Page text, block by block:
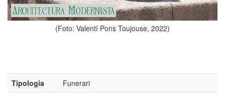
Autor
Josep Llimona Bruguera (anys 1903-1904)